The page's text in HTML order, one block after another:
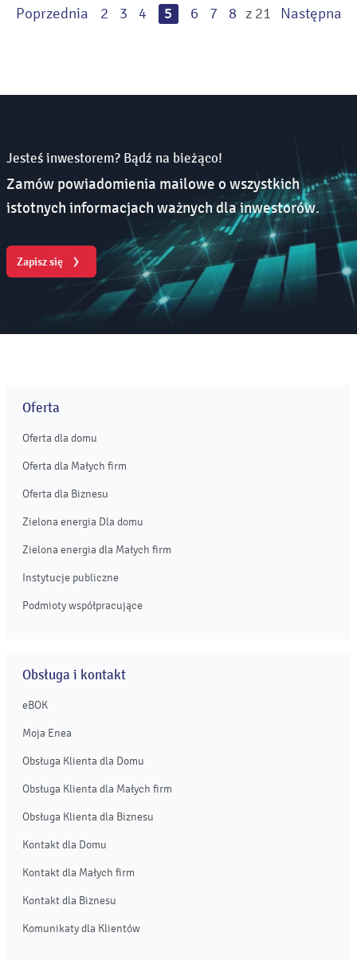
Poprzednia 2 3 4 5 6 7 8 z 21 Następna
Jesteś inwestorem? Bądź na bieżąco!
Zamów powiadomienia mailowe o wszystkich
istotnych informacjach ważnych dla inwestorów.
Zapisz się
Oferta
Oferta dla domu
Oferta dla Małych firm
Oferta dla Biznesu
Zielona energia Dla domu
Zielona energia dla Małych firm
Instytucje publiczne
Podmioty współpracujące
Obsługa i kontakt
eBOK
Moja Enea
Obsługa Klienta dla Domu
Obsługa Klienta dla Małych firm
Obsługa Klienta dla Biznesu
Kontakt dla Domu
Kontakt dla Małych firm
Kontakt dla Biznesu
Komunikaty dla Klientów